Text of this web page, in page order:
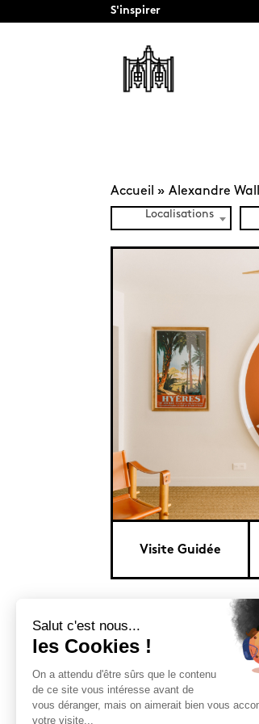
S'inspirer
Accueil » Alexandre
Localisations
Visite Guidée
Sloft Magazine